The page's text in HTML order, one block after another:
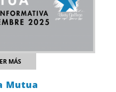
MÁS
Mutua